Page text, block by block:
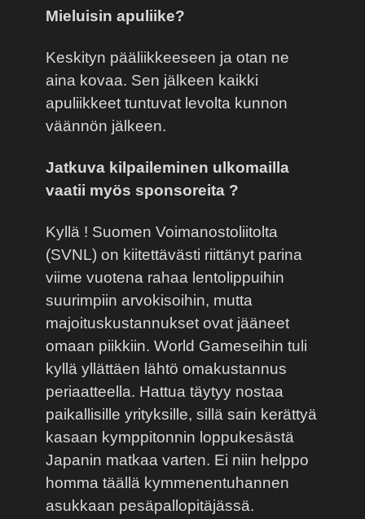
Mieluisin apuliike?
Keskityn pääliikkeeseen ja otan ne
aina kovaa. Sen jälkeen kaikki
apuliikkeet tuntuvat levolta kunnon
väännön jälkeen.
Jatkuva kilpaileminen ulkomailla
vaatii myös sponsoreita ?
Kyllä ! Suomen Voimanostoliitolta
(SVNL) on kiitettävästi riittänyt parina
viime vuotena rahaa lentolippuihin
suurimpiin arvokisoihin, mutta
majoituskustannukset ovat jääneet
omaan piikkiin. World Gameseihin tuli
kyllä yllättäen lähtö omakustannus
periaatteella. Hattua täytyy nostaa
paikallisille yrityksille, sillä sain kerättyä
kasaan kymppitonnin loppukesästä
Japanin matkaa varten. Ei niin helppo
homma täällä kymmenentuhannen
asukkaan pesäpallopitäjässä.